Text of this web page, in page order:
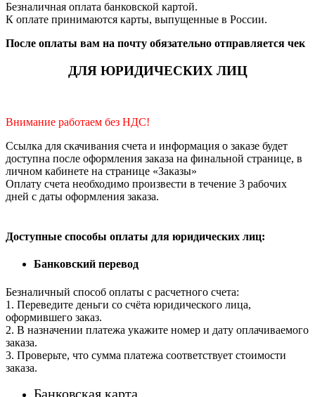
Безналичная оплата банковской картой.
К оплате принимаются карты, выпущенные в России.
После оплаты вам на почту обязательно отправляется чек
ДЛЯ ЮРИДИЧЕСКИХ ЛИЦ
Внимание работаем без НДС!
Ссылка для скачивания счета и информация о заказе будет
доступна после оформления заказа на финальной странице, в
личном кабинете на странице «Заказы»
Оплату счета необходимо произвести в течение 3 рабочих
дней с даты оформления заказа.
Доступные способы оплаты для юридических лиц:
Банковский перевод
Безналичный способ оплаты с расчетного счета:
1. Переведите деньги со счёта юридического лица,
оформившего заказ.
2. В назначении платежа укажите номер и дату оплачиваемого
заказа.
3. Проверьте, что сумма платежа соответствует стоимости
заказа.
Банковская карта